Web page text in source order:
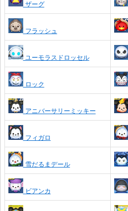
ザーグ
フラッシュ
ユーモラスドロッセル
ロック
アニバーサリーミッキー
フィガロ
雪だるまデール
ビアンカ